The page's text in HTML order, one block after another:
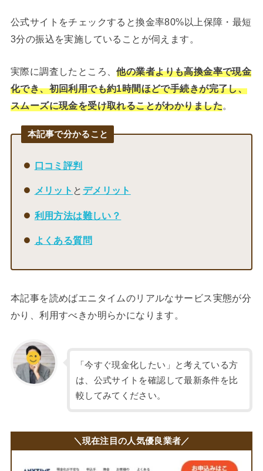
公式サイトをチェックすると換金率80%以上保障・最短
3分の振込を実施していることが伺えます。
実際に調査したところ、他の業者よりも高換金率で現金
化でき、初回利用でも約1時間ほどで手続きが完了し、
スムーズに現金を受け取れることがわかりました。
本記事で分かること
口コミ評判
メリット と デメリット
利用方法は難しい？
よくある質問
本記事を読めばエニタイムのリアルなサービス実態が分
かり、利用すべきか明らかになります。
「今すぐ現金化したい」と考えている方
は、公式サイトを確認して最新条件を比
較してみてください。
＼現在注目の人気優良業者／